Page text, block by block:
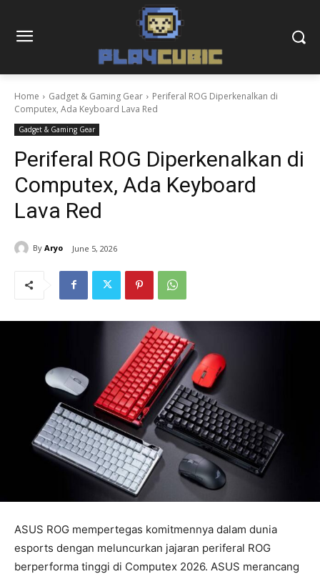
Home Gadget & Gaming Gear
Periferal ROG Diperkenalkan di
Computex, Ada Keyboard Lava Red
Gadget & Gaming Gear
Periferal ROG Diperkenalkan di
Computex, Ada Keyboard
Lava Red
By Aryo June 5, 2026
ASUS ROG mempertegas komitmennya dalam dunia
esports dengan meluncurkan jajaran periferal ROG
berperforma tinggi di Computex 2026. ASUS merancang